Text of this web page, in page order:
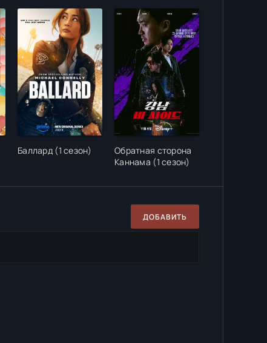
Баллард (1 сезон)
Обратная сторона
Каннама (1 сезон)
ДОБАВИТЬ